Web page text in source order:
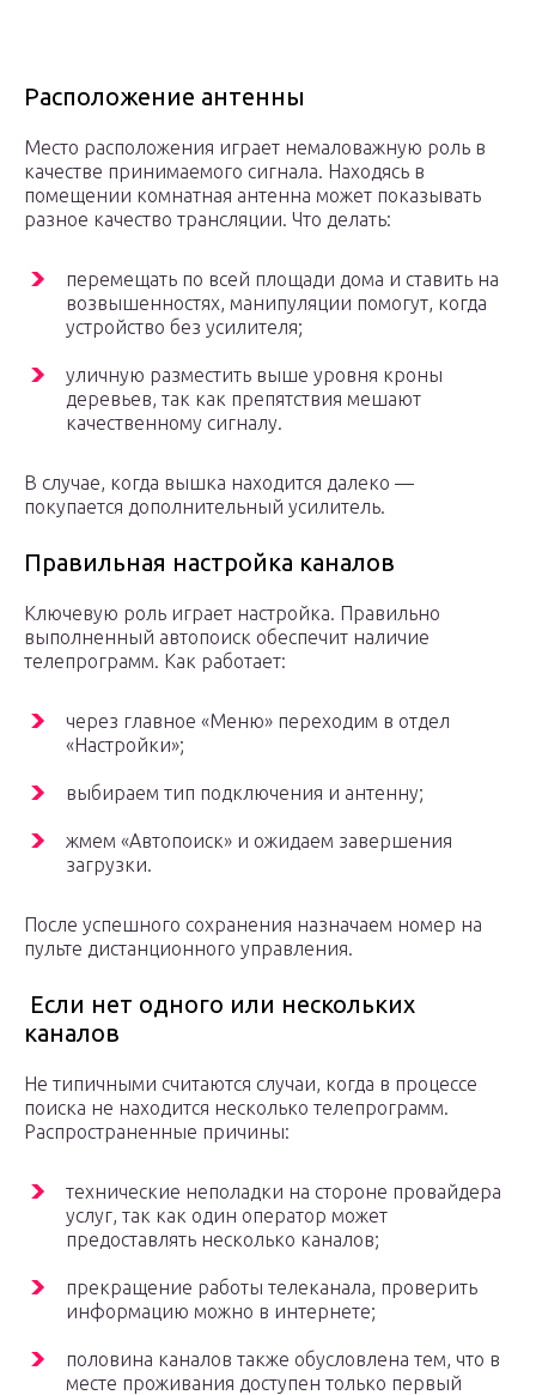
Расположение антенны
Место расположения играет немаловажную роль в
качестве принимаемого сигнала. Находясь в
помещении комнатная антенна может показывать
разное качество трансляции. Что делать:
перемещать по всей площади дома и ставить на
возвышенностях, манипуляции помогут, когда
устройство без усилителя;
уличную разместить выше уровня кроны
деревьев, так как препятствия мешают
качественному сигналу.
В случае, когда вышка находится далеко —
покупается дополнительный усилитель.
Правильная настройка каналов
Ключевую роль играет настройка. Правильно
выполненный автопоиск обеспечит наличие
телепрограмм. Как работает:
через главное «Меню» переходим в отдел
«Настройки»;
выбираем тип подключения и антенну;
жмем «Автопоиск» и ожидаем завершения
загрузки.
После успешного сохранения назначаем номер на
пульте дистанционного управления.
Если нет одного или нескольких
каналов
Не типичными считаются случаи, когда в процессе
поиска не находится несколько телепрограмм.
Распространенные причины:
технические неполадки на стороне провайдера
услуг, так как один оператор может
предоставлять несколько каналов;
прекращение работы телеканала, проверить
информацию можно в интернете;
половина каналов также обусловлена тем, что в
месте проживания доступен только первый